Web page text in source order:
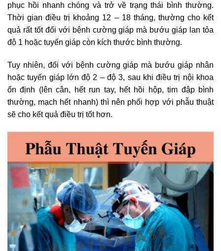
phục hồi nhanh chóng và trở về trạng thái bình thường.
Thời gian điều trị khoảng 12 – 18 tháng, thường cho kết
quả rất tốt đối với bệnh cường giáp mà bướu giáp lan tỏa
độ 1 hoặc tuyến giáp còn kích thước bình thường.
Tuy nhiên, đối với bệnh cường giáp mà bướu giáp nhân
hoặc tuyến giáp lớn độ 2 – độ 3, sau khi điều trị nội khoa
ổn định (lên cân, hết run tay, hết hồi hộp, tim đập bình
thường, mạch hết nhanh) thì nên phối hợp với phẫu thuật
sẽ cho kết quả điều trị tốt hơn.